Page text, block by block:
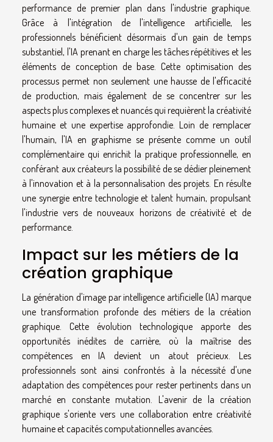
performance de premier plan dans l'industrie graphique.
Grâce à l'intégration de l'intelligence artificielle, les
professionnels bénéficient désormais d'un gain de temps
substantiel, l'IA prenant en charge les tâches répétitives et les
éléments de conception de base. Cette optimisation des
processus permet non seulement une hausse de l'efficacité
de production, mais également de se concentrer sur les
aspects plus complexes et nuancés qui requièrent la créativité
humaine et une expertise approfondie. Loin de remplacer
l'humain, l'IA en graphisme se présente comme un outil
complémentaire qui enrichit la pratique professionnelle, en
conférant aux créateurs la possibilité de se dédier pleinement
à l'innovation et à la personnalisation des projets. En résulte
une synergie entre technologie et talent humain, propulsant
l'industrie vers de nouveaux horizons de créativité et de
performance.
Impact sur les métiers de la
création graphique
La génération d'image par intelligence artificielle (IA) marque
une transformation profonde des métiers de la création
graphique. Cette évolution technologique apporte des
opportunités inédites de carrière, où la maîtrise des
compétences en IA devient un atout précieux. Les
professionnels sont ainsi confrontés à la nécessité d'une
adaptation des compétences pour rester pertinents dans un
marché en constante mutation. L'avenir de la création
graphique s'oriente vers une collaboration entre créativité
humaine et capacités computationnelles avancées.